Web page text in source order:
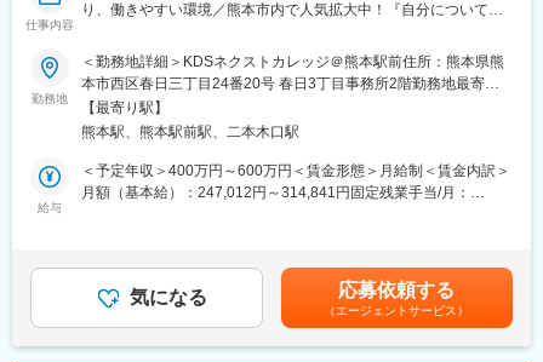
仕事内容
り、働きやすい環境／熊本市内で人気拡大中！『自分について学
事業／熊本に勤めながらキャリアアップ／自分で仕組みを作って
いける環境～
■募集背景：
現在、熊本駅近くの事業所「KDSネクストカレッジ」の利用希望
者が増えており、2拠点目の開設を熊本市中央区内で検討していま
す。
す！
詳しくはこちらのページをご覧ください：https://kds-next-
勤務地
＜勤務地詳細＞KDSネクストカレッジ＠熊本駅前住所：熊本県熊
本市西区春日三丁目24番20号 春日3丁目事務所2階勤務地最寄
駅：熊本駅受動喫煙対策：屋内全面禁煙変更の範囲：会社の定め
る事業所（リモートワーク含む）
【最寄り駅】
熊本駅、熊本駅前駅、二本木口駅
給与
＜予定年収＞400万円～600万円＜賃金形態＞月給制＜賃金内訳＞
月額（基本給）：247,012円～314,841円固定残業手当/月：
与：年1回※前年実績2～3ヶ月実績賃金はあくまでも目安の金額で
あり、選考を通じて上下する可能性があります。月給(月額)は固定
手当を含めた表記です。
気になる 応募依頼する
（エージェントサービス）